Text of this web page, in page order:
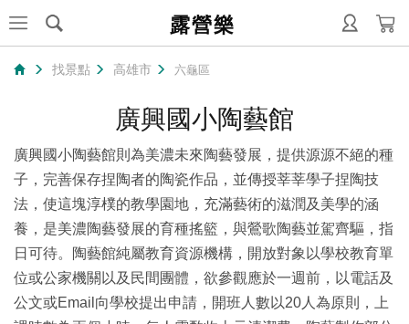
露營樂
找景點 高雄市 六龜區
廣興國小陶藝館
廣興國小陶藝館則為美濃未來陶藝發展，提供源源不絕的種
子，完善保存捏陶者的陶瓷作品，並傳授莘莘學子捏陶技
法，使這塊淳樸的教學園地，充滿藝術的滋潤及美學的涵
養，是美濃陶藝發展的育種搖籃，與鶯歌陶藝並駕齊驅，指
日可待。陶藝館純屬教育資源機構，開放對象以學校教育單
位或公家機關以及民間團體，欲參觀應於一週前，以電話及
公文或Email向學校提出申請，開班人數以20人為原則，上